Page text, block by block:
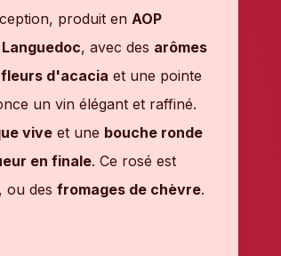
produit enAOP
Languedoc, avec des arômes
fleurs d'acacia et une pointe
un vin élégant et raffiné.
vive et une bouche ronde
en finale. Ce rosé est
, ou desfromages de chèvre.